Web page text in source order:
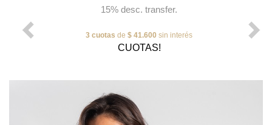
15% desc. transfer.
3 cuotas de $ 41.600 sin interés
CUOTAS!